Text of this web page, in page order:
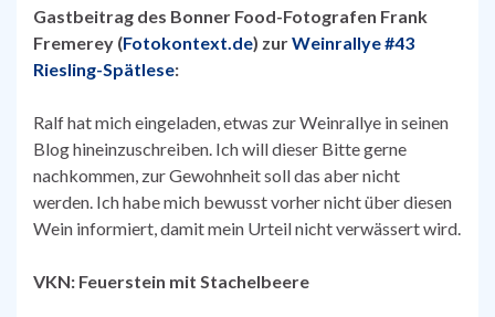
Gastbeitrag des Bonner Food-Fotografen Frank
Fremerey (Fotokontext.de) zurWeinrallye #43
Riesling-Spätlese:
Ralf hat mich eingeladen, etwas zur Weinrallye in seinen
Blog hineinzuschreiben. Ich will dieser Bitte gerne
nachkommen, zur Gewohnheit soll das aber nicht
werden. Ich habe mich bewusst vorher nicht über diesen
Wein informiert, damit mein Urteil nicht verwässert wird.
VKN: Feuerstein mit Stachelbeere